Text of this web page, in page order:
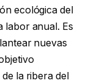
ecológica del
labor anual. Es
nuevas
la ribera del